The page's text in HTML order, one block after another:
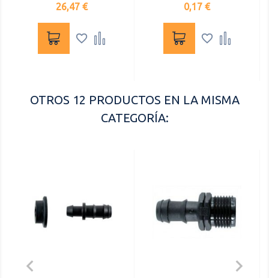
Precio
26,47 €
 
Precio
0,17 €
 
OTROS 12 PRODUCTOS EN LA MISMA
CATEGORÍA:
 